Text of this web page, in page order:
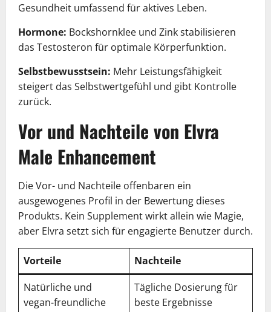
Gesundheit umfassend für aktives Leben.
Hormone: Bockshornklee und Zink stabilisieren
das Testosteron für optimale Körperfunktion.
Selbstbewusstsein: Mehr Leistungsfähigkeit
steigert das Selbstwertgefühl und gibt Kontrolle
zurück.
Vor und Nachteile von Elvra
Male Enhancement
Die Vor- und Nachteile offenbaren ein
ausgewogenes Profil in der Bewertung dieses
Produkts. Kein Supplement wirkt allein wie Magie,
aber Elvra setzt sich für engagierte Benutzer durch.
Vorteile
Nachteile
Natürliche und
vegan-freundliche
Tägliche Dosierung für
beste Ergebnisse